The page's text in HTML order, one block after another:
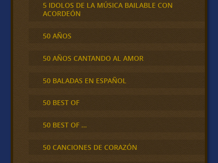
5 IDOLOS DE LA MÚSICA BAILABLE CON
ACORDEÓN
50 AÑOS
50 AÑOS CANTANDO AL AMOR
50 BALADAS EN ESPAÑOL
50 BEST OF
50 BEST OF …
50 CANCIONES DE CORAZÓN